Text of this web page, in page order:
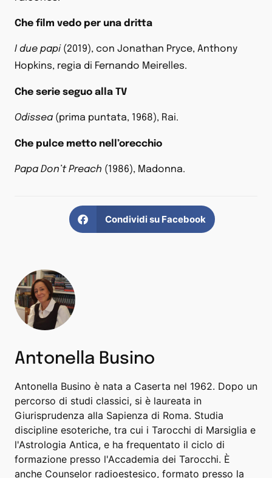
Che film vedo per una dritta
I due papi (2019), con Jonathan Pryce, Anthony
Hopkins, regia di Fernando Meirelles.
Che serie seguo alla TV
Odissea (prima puntata, 1968), Rai.
Che pulce metto nell’orecchio
Papa Don’t Preach (1986), Madonna.
Condividi su Facebook
Antonella Busino
Antonella Busino è nata a Caserta nel 1962. Dopo un
percorso di studi classici, si è laureata in
Giurisprudenza alla Sapienza di Roma. Studia
discipline esoteriche, tra cui i Tarocchi di Marsiglia e
l'Astrologia Antica, e ha frequentato il ciclo di
formazione presso l'Accademia dei Tarocchi. È
anche Counselor radioestesico, formato presso la